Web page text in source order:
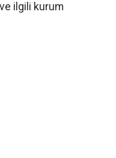
ilgili kurum